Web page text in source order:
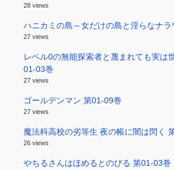
28 views
ハニカミの島～女だけの島と淫らなナ
27 views
レベル0の無能探索者と蔑まれても実は
01-03巻
27 views
ゴールデンマン 第01-09巻
27 views
魔法科高校の劣等生 夜の帳に闇は閃く
26 views
やちるさんはほめるとのびる 第01-03巻